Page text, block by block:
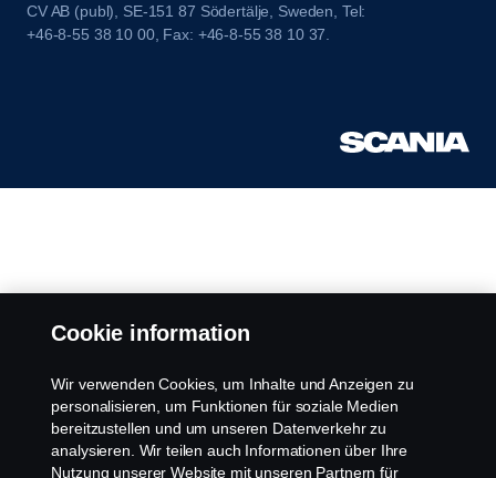
CV AB (publ), SE-151 87 Södertälje, Sweden, Tel:
+46-8-55 38 10 00, Fax: +46-8-55 38 10 37.
Cookie information
Wir verwenden Cookies, um Inhalte und Anzeigen zu
personalisieren, um Funktionen für soziale Medien
bereitzustellen und um unseren Datenverkehr zu
analysieren. Wir teilen auch Informationen über Ihre
Nutzung unserer Website mit unseren Partnern für